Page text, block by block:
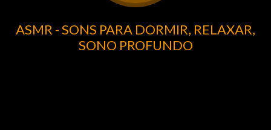
ASMR - SONS PARA DORMIR, RELAXAR,
SONO PROFUNDO